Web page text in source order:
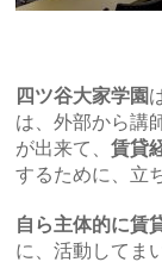
四ツ谷大家学園
は、外部から講
が出来て、賃貸
するために、立
自ら主体的に賃
に、活動してま